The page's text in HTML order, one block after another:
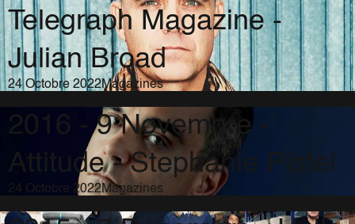
Telegraph Magazine -
Julian Broad
24 Octobre 2022Magazines
2016 - 9 Novembre -
Attitude - Stephanie Pistel
24 Octobre 2022Magazines